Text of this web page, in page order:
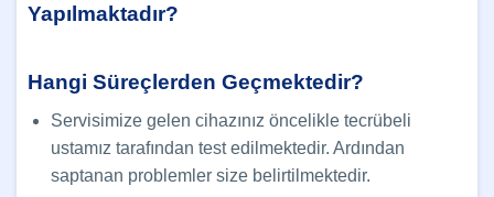
Yapılmaktadır?
Hangi Süreçlerden Geçmektedir?
Servisimize gelen cihazınız öncelikle tecrübeli
ustamız tarafından test edilmektedir. Ardından
saptanan problemler size belirtilmektedir.